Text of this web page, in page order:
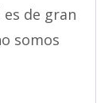
de gran
somos